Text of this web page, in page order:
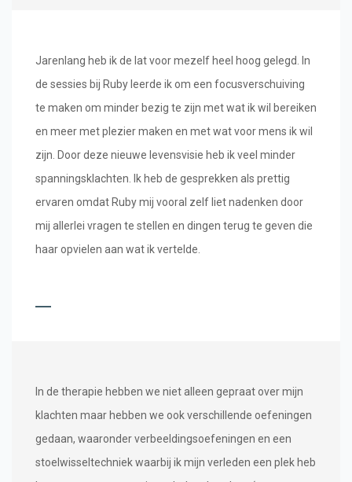
Jarenlang heb ik de lat voor mezelf heel hoog gelegd. In
de sessies bij Ruby leerde ik om een focusverschuiving
te maken om minder bezig te zijn met wat ik wil bereiken
en meer met plezier maken en met wat voor mens ik wil
zijn. Door deze nieuwe levensvisie heb ik veel minder
spanningsklachten. Ik heb de gesprekken als prettig
ervaren omdat Ruby mij vooral zelf liet nadenken door
mij allerlei vragen te stellen en dingen terug te geven die
haar opvielen aan wat ik vertelde.
In de therapie hebben we niet alleen gepraat over mijn
klachten maar hebben we ook verschillende oefeningen
gedaan, waaronder verbeeldingsoefeningen en een
stoelwisseltechniek waarbij ik mijn verleden een plek heb